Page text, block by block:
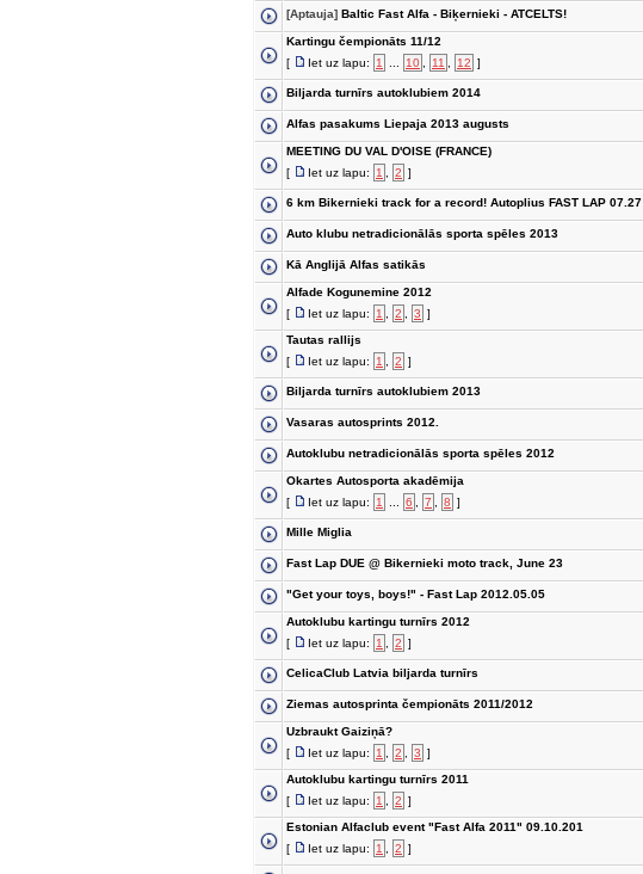
[Aptauja] Baltic Fast Alfa - Biķernieki - ATCELTS!
Kartingu čempionāts 11/12
[
Iet uz lapu: 1 10 11 12 ]
Biljarda turnīrs autoklubiem 2014
Alfas pasakums Liepaja 2013 augusts
MEETING DU VAL D'OISE (FRANCE)
[
Iet uz lapu: 1 2 ]
6 km Bikernieki track for a record! Autoplius FAST LAP 07.27
Auto klubu netradicionālās sporta spēles 2013
Kā Anglijā Alfas satikās
Alfade Kogunemine 2012
[
Iet uz lapu: 1 2 3 ]
Tautas rallijs
[
Iet uz lapu: 1 2 ]
Biljarda turnīrs autoklubiem 2013
Vasaras autosprints 2012.
Autoklubu netradicionālās sporta spēles 2012
Okartes Autosporta akadēmija
[
Iet uz lapu: 1 6 7 8 ]
Mille Miglia
Fast Lap DUE @ Bikernieki moto track, June 23
"Get your toys, boys!" - Fast Lap 2012.05.05
Autoklubu kartingu turnīrs 2012
[
Iet uz lapu: 1 2 ]
CelicaClub Latvia biljarda turnīrs
Ziemas autosprinta čempionāts 2011/2012
Uzbraukt Gaiziņā?
[
Iet uz lapu: 1 2 3 ]
Autoklubu kartingu turnīrs 2011
[
Iet uz lapu: 1 2 ]
Estonian Alfaclub event "Fast Alfa 2011" 09.10.201
[
Iet uz lapu: 1 2 ]